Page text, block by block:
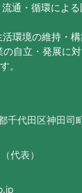
通・循環によ
環境の維持・構
自立・発展に
。
千代田区神田司
代表）